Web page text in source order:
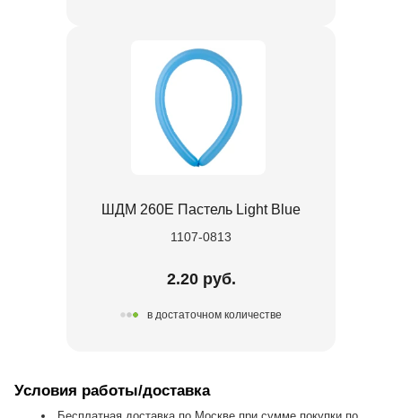
ШДМ 260E Пастель Light Blue
1107-0813
2.20 руб.
в достаточном количестве
Условия работы/доставка